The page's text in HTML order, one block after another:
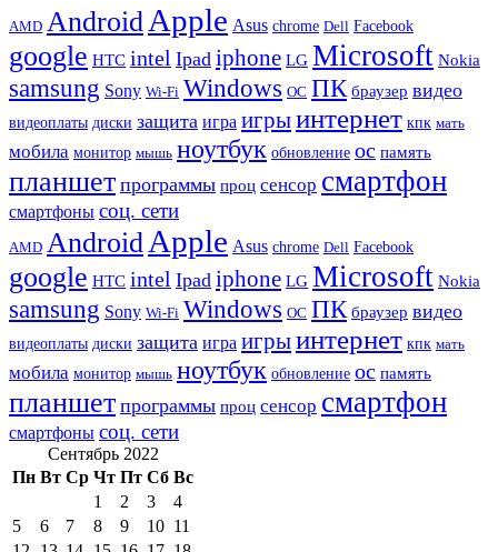
AMD Android Apple Asus chrome Dell Facebook
google HTC intel Ipad iphone LG Microsoft Nokia
samsung Sony Wi-Fi Windows ОС ПК браузер видео
видеоплаты диски защита игра игрыинтернет кпк мать
мобила монитор мышь ноутбук обновление ос память
планшет программы проц сенсор смартфон
смартфоны соц. сети
AMD Android Apple Asus chrome Dell Facebook
google HTC intel Ipad iphone LG Microsoft Nokia
samsung Sony Wi-Fi Windows ОС ПК браузер видео
видеоплаты диски защита игра игрыинтернет кпк мать
мобила монитор мышь ноутбук обновление ос память
планшет программы проц сенсор смартфон
смартфоны соц. сети
Сентябрь 2022
Пн Вт Ср Чт Пт Сб Вс
1
2 3
4
5
6 7 8 9 10 11